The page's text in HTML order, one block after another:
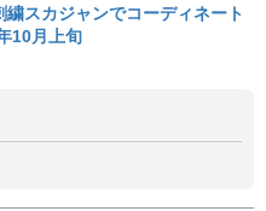
繍スカジャンでコーディネート
10月上旬